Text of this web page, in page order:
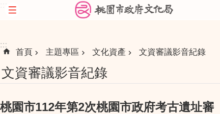
跳到主要內容區塊
:::
首頁 主題專區 文化資產 文資審議影音紀錄
文資審議影音紀錄
桃園市112年第2次桃園市政府考古遺址審